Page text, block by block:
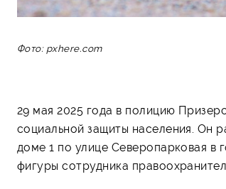
Фото: pxhere.com
29 мая 2025 года в полицию
социальной защиты населения. Он
доме 1 по улице Северопарковая в
фигуры сотрудника